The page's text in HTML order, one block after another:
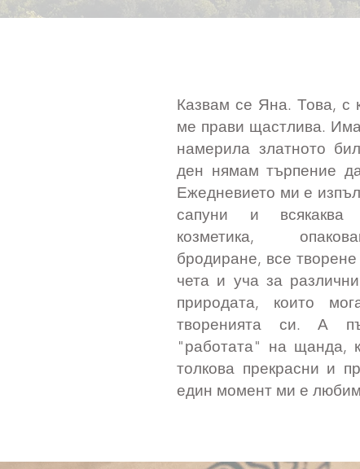
Казвам се Яна. Това, с
ме прави щастлива.
намерила златното
ден нямам търпение
Ежедневието ми е
сапуни и всякаква
козметика,
бродиране, все
чета и уча за
природата, които
творенията си. А
"работата" на щанда,
толкова прекрасни и
един момент ми е